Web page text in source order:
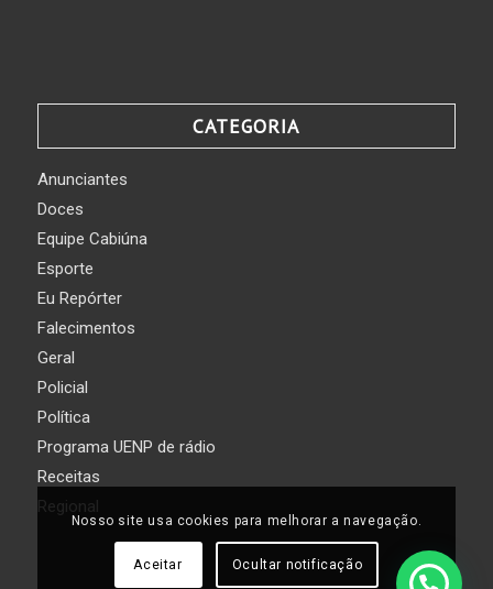
CATEGORIA
Anunciantes
Doces
Equipe Cabiúna
Esporte
Eu Repórter
Falecimentos
Geral
Policial
Política
Programa UENP de rádio
Receitas
Regional
Nosso site usa cookies para melhorar a navegação.
Aceitar Ocultar notificação